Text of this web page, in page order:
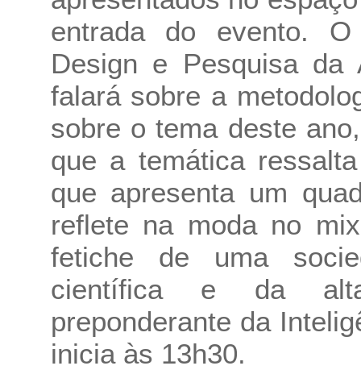
entrada do evento.
Design e Pesquisa da
falará sobre a
sobre o tema deste
que a temática
que apresenta um
reflete na moda no
fetiche de uma
científica e da
preponderante da
inicia às 13h30.